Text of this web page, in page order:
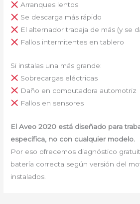
Arranques lentos
Se descarga más rápido
El alternador trabaja de más (y se
Fallos intermitentes en tablero
Si instalas una más grande:
Sobrecargas eléctricas
Daño en computadora automotriz
Fallos en sensores
El Aveo 2020 está diseñado para
específica, no con cualquier modelo.
Por eso ofrecemos diagnóstico
batería correcta según versión del
instalados.